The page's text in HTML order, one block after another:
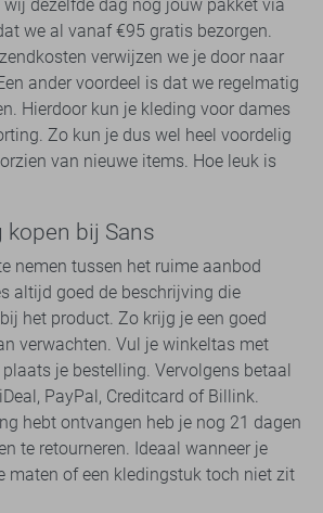
wij dezelfde dag nog jouw pakket via
we al vanaf €95 gratis bezorgen.
verwijzen we je door naar
ander voordeel is dat we regelmatig
Hierdoor kun je kleding voor dames
Zo kun je dus wel heel voordelig
van nieuwe items. Hoe leuk is
kopen bij Sans
nemen tussen het ruime aanbod
altijd goed de beschrijving die
het product. Zo krijg je een goed
verwachten. Vul je winkeltas met
je bestelling. Vervolgens betaal
PayPal, Creditcard of Billink.
hebt ontvangen heb je nog 21 dagen
te retourneren. Ideaal wanneer je
maten of een kledingstuk toch niet zit